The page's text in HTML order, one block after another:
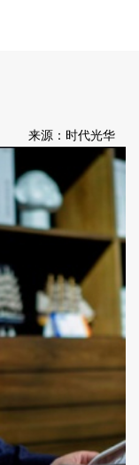
来源：时代光华